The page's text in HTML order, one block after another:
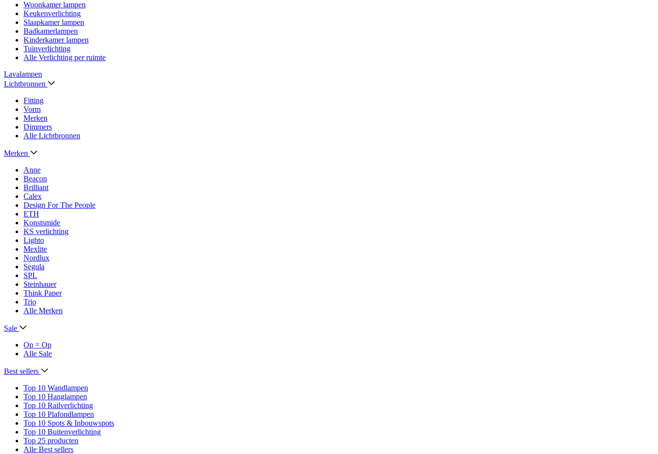
Woonkamer lampen
Keukenverlichting
Slaapkamer lampen
Badkamerlampen
Kinderkamer lampen
Tuinverlichting
Alle Verlichting per ruimte
Lavalampen
Lichtbronnen
Fitting
Vorm
Merken
Dimmers
Alle Lichtbronnen
Merken
Anne
Beacon
Brilliant
Calex
Design For The People
ETH
Konstsmide
KS verlichting
Lighto
Mexlite
Nordlux
Segula
SPL
Steinhauer
Think Paper
Trio
Alle Merken
Sale
Op = Op
Alle Sale
Best sellers
Top 10 Wandlampen
Top 10 Hanglampen
Top 10 Railverlichting
Top 10 Plafondlampen
Top 10 Spots & Inbouwspots
Top 10 Buitenverlichting
Top 25 producten
Alle Best sellers